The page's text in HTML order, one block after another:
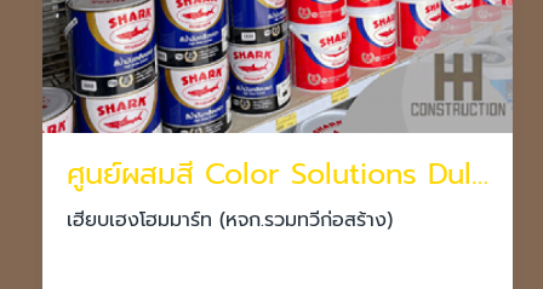
ศูนย์ผสมสี Color Solutions Dulux โคราช
เฮียบเฮงโฮมมาร์ท (หจก.รวมทวีก่อสร้าง)